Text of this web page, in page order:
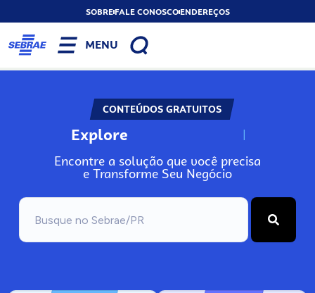
SOBREFALE CONOSCOENDEREÇOS
MENU
CONTEÚDOS GRATUITOS
Explore N
Encontre a solução que você precisa
e Transforme Seu Negócio